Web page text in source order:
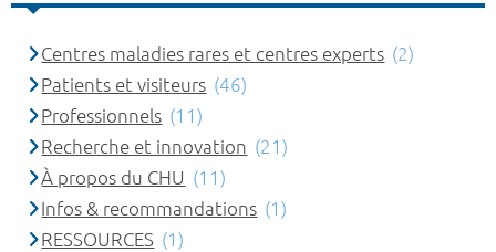
Centres maladies rares et centres experts (2)
Patients et visiteurs (46)
Professionnels (11)
Recherche et innovation (21)
À propos du CHU (11)
Infos & recommandations (1)
RESSOURCES (1)